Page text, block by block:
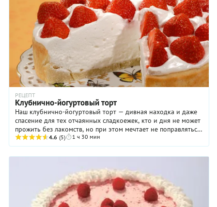
РЕЦЕПТ
Клубнично-йогуртовый торт
Наш клубнично-йогуртовый торт — дивная находка и даже
спасение для тех отчаянных сладкоежек, кто и дня не может
прожить без лакомств, но при этом мечтает не поправляться.
Конечно, усердствовать с ...
4.6 (5) 1 ч 30 мин